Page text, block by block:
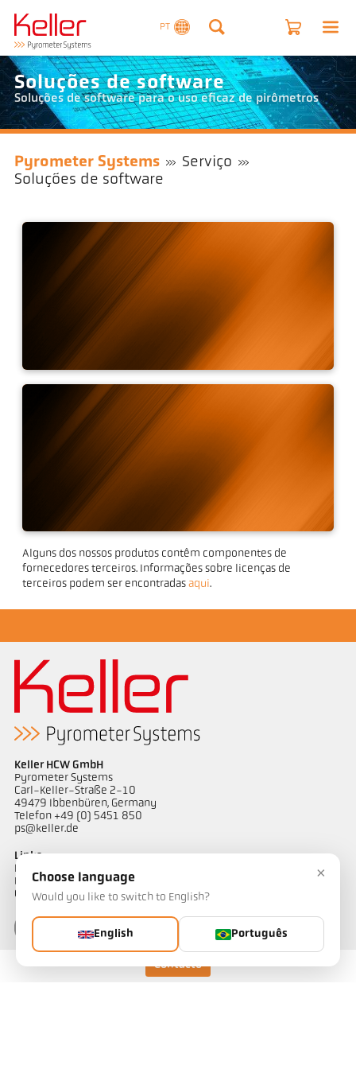
PT
Contacto
Soluções de software
Soluções de software para o uso eficaz de pirômetros
Pyrometer Systems
Serviço
Soluções de software
Software CellaView
Ferramenta de comunicação
IO-Link
Alguns dos nossos produtos contêm componentes de
fornecedores terceiros. Informações sobre licenças de
terceiros podem ser encontradasaqui.
Keller HCW GmbH
Pyrometer Systems
Carl-Keller-Straße 2-10
49479 Ibbenbüren, Germany
Telefon +49 (0) 5451 850
ps@keller.de
Links
Privacy
GTC
Contacto
Tem alguma questão sobre as nossas soluções de medição de
×
Choose language
Would you like to switch to English?
English Português